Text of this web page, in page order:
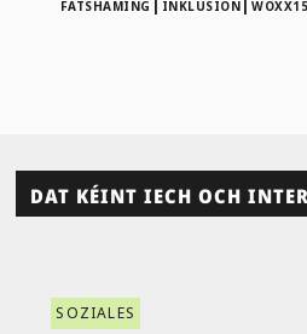
FATSHAMING INKLUSION |
DAT KÉINT IECH OCH
SOZIALES